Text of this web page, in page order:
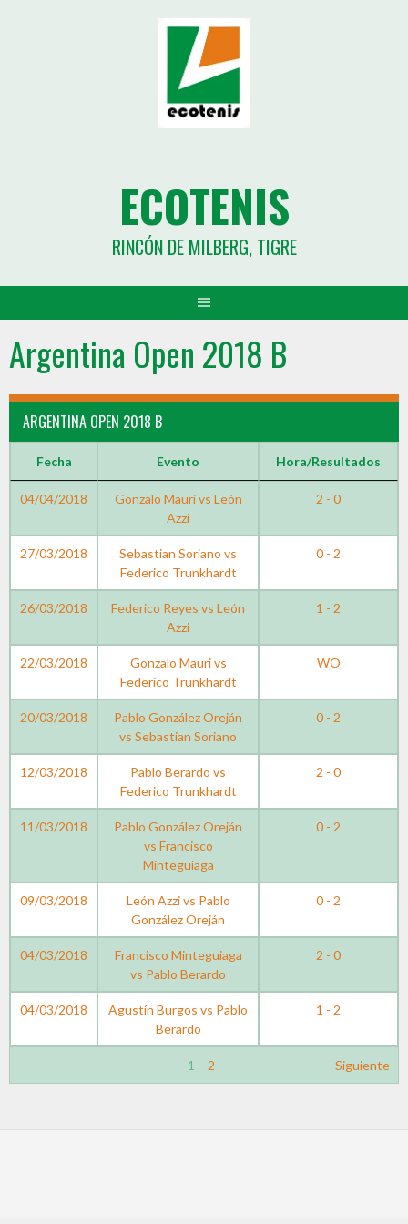
ECOTENIS
RINCÓN DE MILBERG, TIGRE
Argentina Open 2018 B
ARGENTINA OPEN 2018 B
Fecha Evento Hora/Resultados
04/04/2018
Gonzalo Mauri vs León
Azzi
2 - 0
27/03/2018
Sebastian Soriano vs
Federico Trunkhardt
0 - 2
26/03/2018
Federico Reyes vs León
Azzi
1 - 2
22/03/2018
Gonzalo Mauri vs
Federico Trunkhardt
WO
20/03/2018
Pablo González Oreján
vs Sebastian Soriano
0 - 2
12/03/2018
Pablo Berardo vs
Federico Trunkhardt
2 - 0
11/03/2018
Pablo González Oreján
vs Francisco
Minteguiaga
0 - 2
09/03/2018
León Azzi vs Pablo
González Oreján
0 - 2
04/03/2018
Francisco Minteguiaga
vs Pablo Berardo
2 - 0
04/03/2018
Agustín Burgos vs Pablo
Berardo
1 - 2
1 2 Siguiente